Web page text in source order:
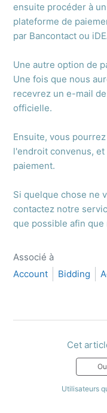
ensuite procéder à
plateforme de
par Bancontact ou
Une autre option de
Une fois que nous
recevrez un e-mail
officielle.
Ensuite, vous
l'endroit convenus,
paiement.
Si quelque chose ne
contactez notre
que possible afin
Associé à
Account
Bidding
Cet
Utilisateurs